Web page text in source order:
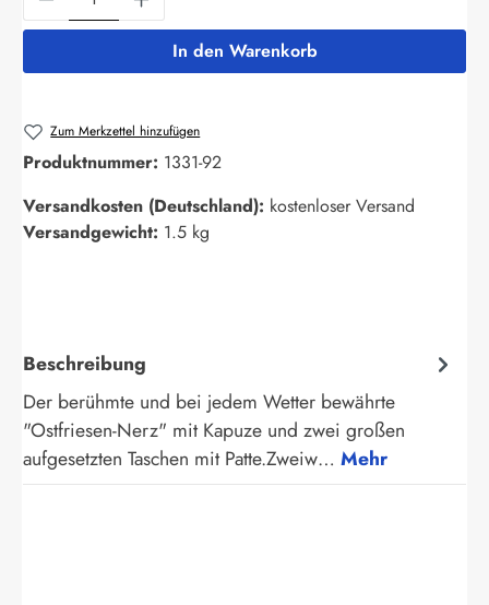
In den Warenkorb
Zum Merkzettel hinzufügen
Produktnummer: 1331-92
Versandkosten (Deutschland): kostenloser Versand
Versandgewicht: 1.5 kg
Beschreibung
Der berühmte und bei jedem Wetter bewährte
"Ostfriesen-Nerz" mit Kapuze und zwei großen
aufgesetzten Taschen mit Patte.Zweiw… Mehr